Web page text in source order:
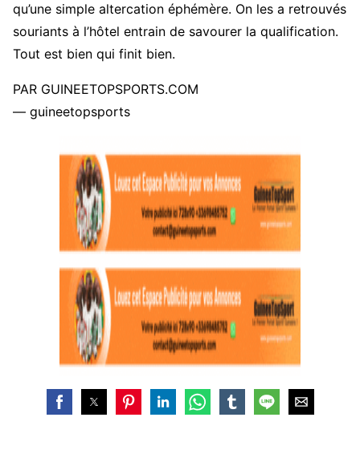
qu’une simple altercation éphémère. On les a retrouvés
souriants à l’hôtel entrain de savourer la qualification.
Tout est bien qui finit bien.
PAR GUINEETOPSPORTS.COM
— guineetopsports